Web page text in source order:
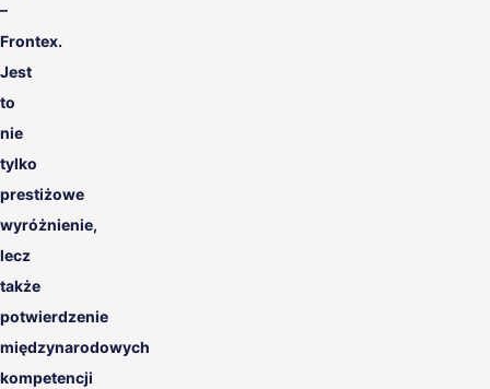
–
Frontex.
Jest
to
nie
tylko
prestiżowe
wyróżnienie,
lecz
także
potwierdzenie
międzynarodowych
kompetencji